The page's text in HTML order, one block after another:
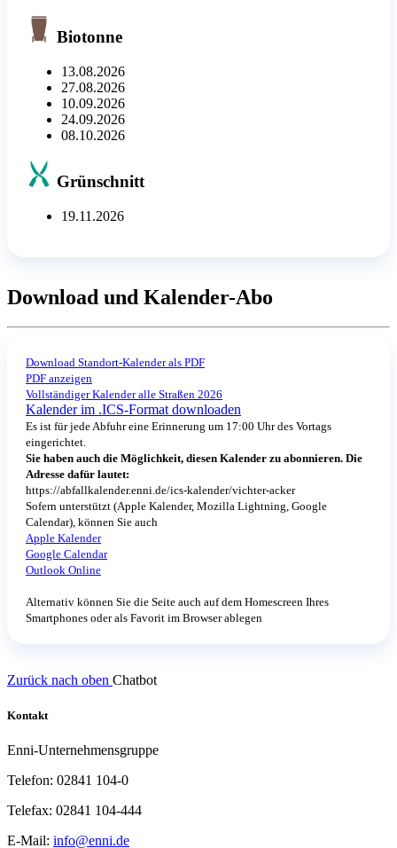
Biotonne
13.08.2026
27.08.2026
10.09.2026
24.09.2026
08.10.2026
Grünschnitt
19.11.2026
Download und Kalender-Abo
Download Standort-Kalender als PDF
PDF anzeigen
Vollständiger Kalender alle Straßen 2026
Kalender im .ICS-Format downloaden
Es ist für jede Abfuhr eine Erinnerung um 17:00 Uhr des Vortags
eingerichtet.
Sie haben auch die Möglichkeit, diesen Kalender zu abonnieren. Die
Adresse dafür lautet:
https://abfallkalender.enni.de/ics-kalender/vichter-acker
Sofern unterstützt (Apple Kalender, Mozilla Lightning, Google
Calendar), können Sie auch
Apple Kalender
Google Calendar
Outlook Online
Alternativ können Sie die Seite auch auf dem Homescreen Ihres
Smartphones oder als Favorit im Browser ablegen
Zurück nach oben Chatbot
Kontakt
Enni-Unternehmensgruppe
Telefon: 02841 104-0
Telefax: 02841 104-444
E-Mail: info@enni.de